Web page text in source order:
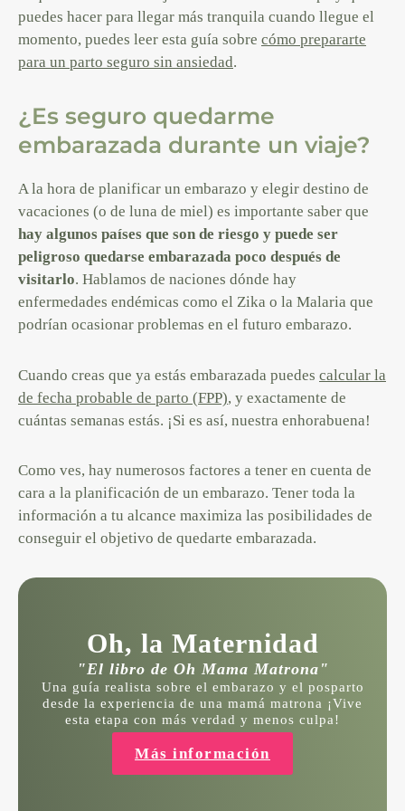
puedes hacer para llegar más tranquila cuando llegue el
momento, puedes leer esta guía sobre cómo prepararte
para un parto seguro sin ansiedad.
¿Es seguro quedarme
embarazada durante un viaje?
A la hora de planificar un embarazo y elegir destino de
vacaciones (o de luna de miel) es importante saber que
hay algunos países que son de riesgo y puede ser
peligroso quedarse embarazada poco después de
visitarlo. Hablamos de naciones dónde hay
enfermedades endémicas como el Zika o la Malaria que
podrían ocasionar problemas en el futuro embarazo.
Cuando creas que ya estás embarazada puedes calcular la
de fecha probable de parto (FPP), y exactamente de
cuántas semanas estás. ¡Si es así, nuestra enhorabuena!
Como ves, hay numerosos factores a tener en cuenta de
cara a la planificación de un embarazo. Tener toda la
información a tu alcance maximiza las posibilidades de
conseguir el objetivo de quedarte embarazada.
Oh, la Maternidad
"El libro de Oh Mama Matrona"
Una guía realista sobre el embarazo y el posparto
desde la experiencia de una mamá matrona ¡Vive
esta etapa con más verdad y menos culpa!
Más información